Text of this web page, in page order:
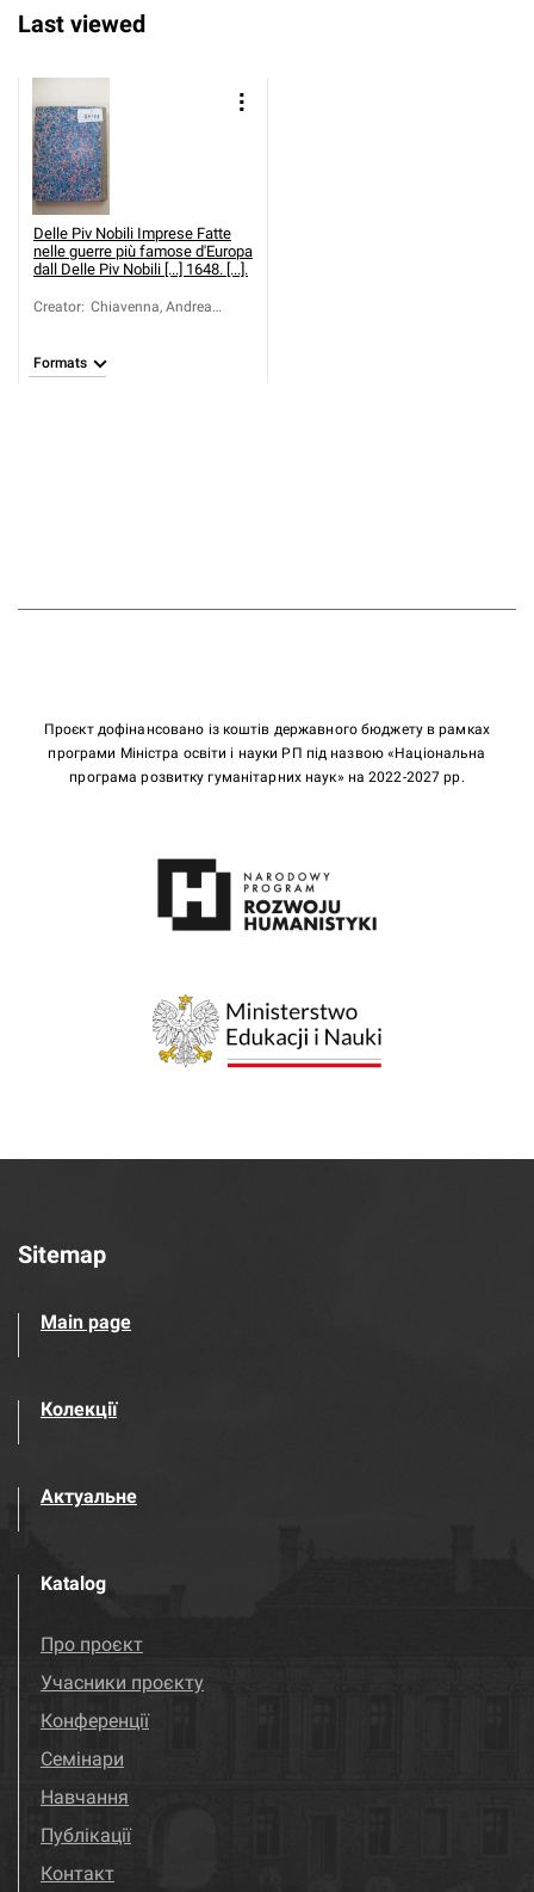
Last viewed
Delle Piv Nobili Imprese Fatte
nelle guerre più famose d'Europa
dall Delle Piv Nobili [...] 1648. [...].
Creator: Chiavenna, Andrea
Formats
Проєкт дофінансовано із коштів державного бюджету в рамках
програми Міністра освіти і науки РП під назвою «Національна
програма розвитку гуманітарних наук» на 2022-2027 рр.
Sitemap
Main page
Колекції
Актуальне
Katalog
Про проєкт
Учасники проєкту
Конференції
Семінари
Навчання
Публікації
Контакт